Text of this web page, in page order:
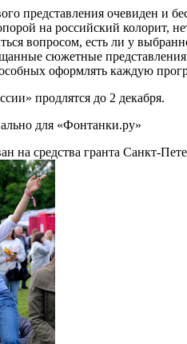
представления очевиден
на российский колорит,
вопросом, есть ли у
сюжетные
оформлять каждую
продлятся до 2 декабря.
для «Фонтанки.ру»
на средства гранта Санкт-